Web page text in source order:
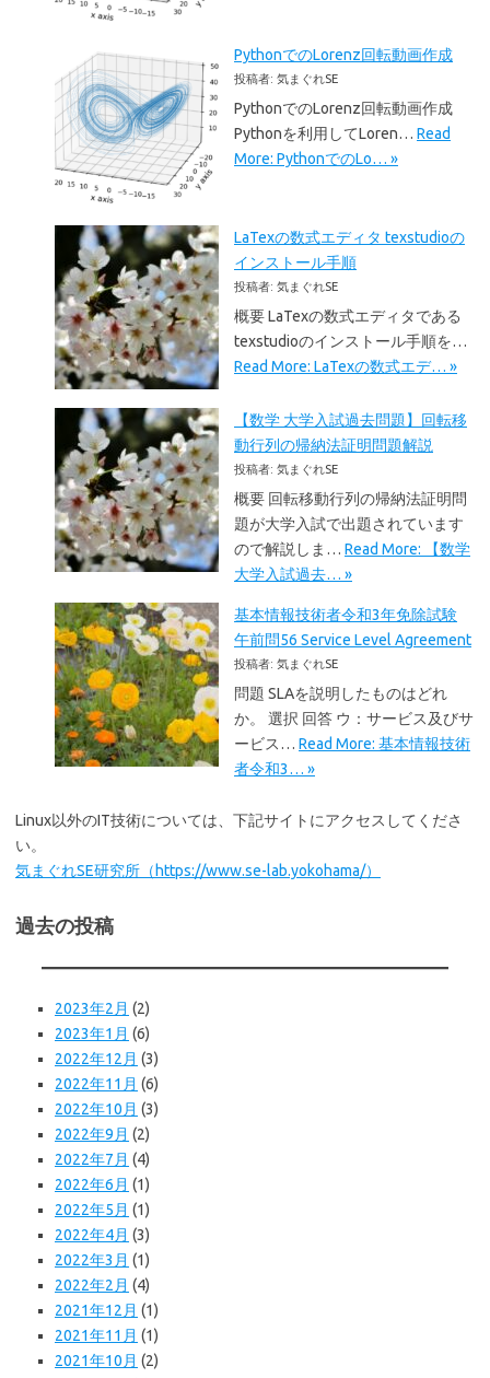
PythonでのLorenz回転動画作成
投稿者: 気まぐれSE
PythonでのLorenz回転動画作成
Pythonを利用してLoren… Read
More: PythonでのLo… »
LaTexの数式エディタ texstudioの
インストール手順
投稿者: 気まぐれSE
概要 LaTexの数式エディタである
texstudioのインストール手順を…
Read More: LaTexの数式エデ… »
【数学 大学入試過去問題】回転移
動行列の帰納法証明問題解説
投稿者: 気まぐれSE
概要 回転移動行列の帰納法証明問
題が大学入試で出題されています
ので解説しま… Read More: 【数学
大学入試過去… »
基本情報技術者令和3年免除試験
午前問56 Service Level Agreement
投稿者: 気まぐれSE
問題 SLAを説明したものはどれ
か。 選択 回答 ウ：サービス及びサ
ービス… Read More: 基本情報技術
者令和3… »
Linux以外のIT技術については、下記サイトにアクセスしてくださ
い。
気まぐれSE研究所（https://www.se-lab.yokohama/）
過去の投稿
2023年2月 (2)
2023年1月 (6)
2022年12月 (3)
2022年11月 (6)
2022年10月 (3)
2022年9月 (2)
2022年7月 (4)
2022年6月 (1)
2022年5月 (1)
2022年4月 (3)
2022年3月 (1)
2022年2月 (4)
2021年12月 (1)
2021年11月 (1)
2021年10月 (2)